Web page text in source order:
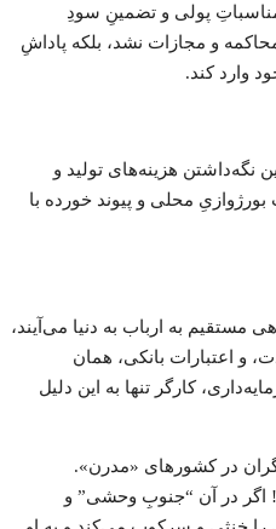
مناسباتِ پولی و تضمینِ سودِ
دادگاهی محاکمه و مجازات نشد، بلکه پاداشِ
وارد کند.
نگه‌داشتن هزینه‌های تولید و
محلی و پیوند خورده با
مستقیم به ارباب به دنیا می‌آیند،
و اعتبارات بانکی، همان
کارگر تنها به این دلیل
در کشورهای «مدرن».
اگر در آن “جنوبِ وحشی” و